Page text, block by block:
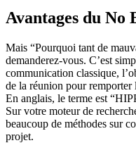
Avantages du No
Mais “Pourquoi tant de
demanderez-vous. C’est
communication classique,
de la réunion pour remporter
En anglais, le terme est
Sur votre moteur de
beaucoup de méthodes sur
projet.